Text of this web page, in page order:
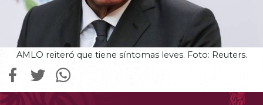
AMLO reiteró que tiene síntomas leves. Foto: Reuters.